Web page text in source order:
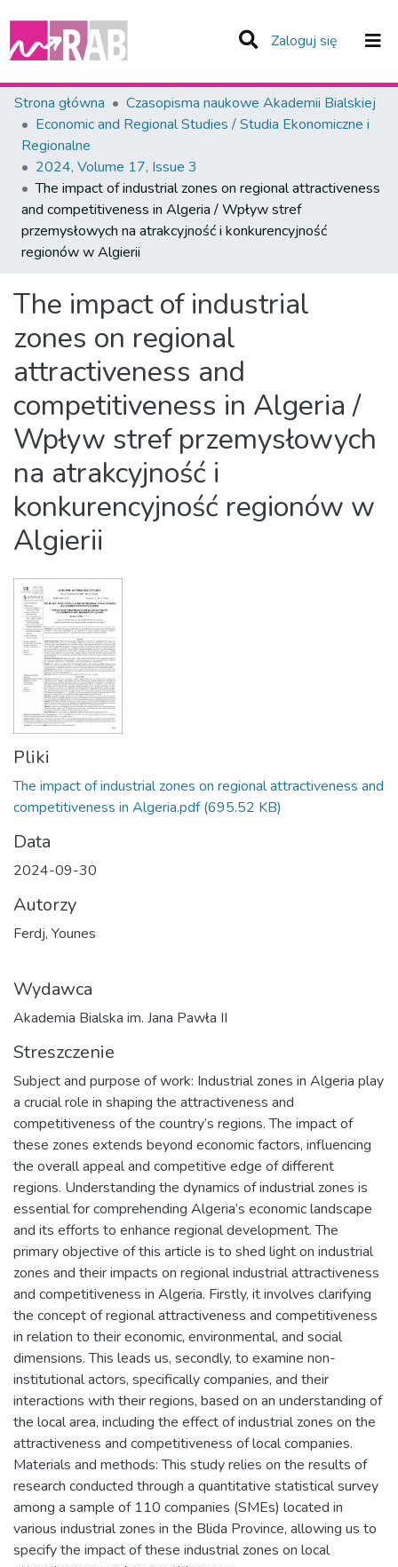
Zaloguj się (current)
Zespoły i Kolekcje
Statystyka
Całe Repozytorium
Strona główna
Czasopisma naukowe Akademii Bialskiej
Economic and Regional Studies / Studia Ekonomiczne i
Regionalne
2024, Volume 17, Issue 3
The impact of industrial zones on regional attractiveness
and competitiveness in Algeria / Wpływ stref
przemysłowych na atrakcyjność i konkurencyjność
regionów w Algierii
The impact of industrial
zones on regional
attractiveness and
competitiveness in Algeria /
Wpływ stref przemysłowych
na atrakcyjność i
konkurencyjność regionów w
Algierii
Pliki
The impact of industrial zones on regional attractiveness and
competitiveness in Algeria.pdf (695.52 KB)
Data
2024-09-30
Autorzy
Ferdj, Younes
Wydawca
Akademia Bialska im. Jana Pawła II
Streszczenie
Subject and purpose of work: Industrial zones in Algeria play
a crucial role in shaping the attractiveness and
competitiveness of the country’s regions. The impact of
these zones extends beyond economic factors, influencing
the overall appeal and competitive edge of different
regions. Understanding the dynamics of industrial zones is
essential for comprehending Algeria’s economic landscape
and its efforts to enhance regional development. The
primary objective of this article is to shed light on industrial
zones and their impacts on regional industrial attractiveness
and competitiveness in Algeria. Firstly, it involves clarifying
the concept of regional attractiveness and competitiveness
in relation to their economic, environmental, and social
dimensions. This leads us, secondly, to examine non-
institutional actors, specifically companies, and their
interactions with their regions, based on an understanding of
the local area, including the effect of industrial zones on the
attractiveness and competitiveness of local companies.
Materials and methods: This study relies on the results of
research conducted through a quantitative statistical survey
among a sample of 110 companies (SMEs) located in
various industrial zones in the Blida Province, allowing us to
specify the impact of these industrial zones on local